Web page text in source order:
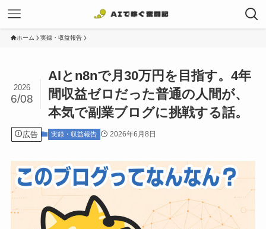
ホーム 実録・収益報告
AIとn8nで月30万円を目指す。4年
間収益ゼロだった普通の人間が、
本気で副業ブログに挑戦する話。
2026
6/08
広告 実録・収益報告 2026年6月8日